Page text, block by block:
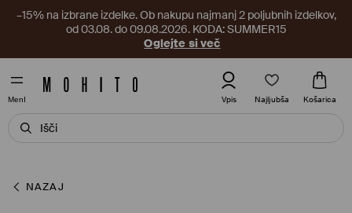
–15% na izbrane izdelke. Ob nakupu najmanj 2 poljubnih izdelkov,
od 03.08. do 09.08.2026. KODA: SUMMER15
Oglejte si več
MenI Vpis Najljubša Košarica
NAZAJ